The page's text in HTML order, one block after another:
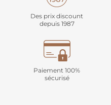
Des prix discount
depuis 1987
Paiement 100%
sécurisé